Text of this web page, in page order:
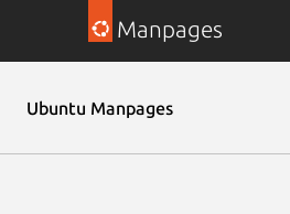
Manpages
Ubuntu Manpages